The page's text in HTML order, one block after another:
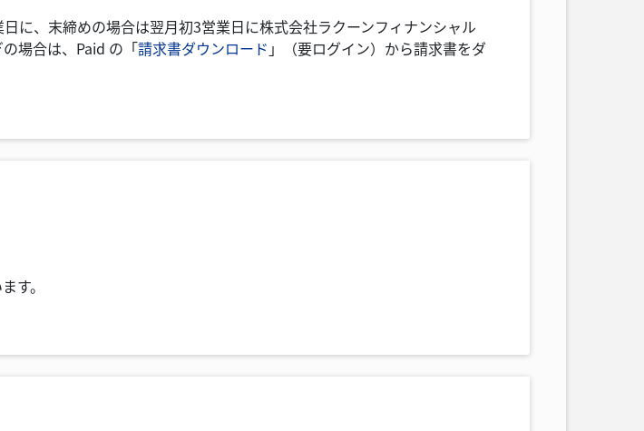
に、末締めの場合は翌月初3営業日に株式会社ラクーンフィナンシャル
場合は、Paid の「請求書ダウンロード 」（要ログイン）から請求書をダ
す。